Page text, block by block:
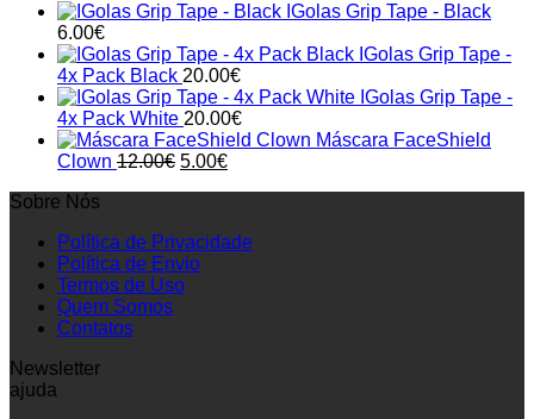
IGolas Grip Tape - Black
6.00€
IGolas Grip Tape -
4x Pack Black 20.00€
IGolas Grip Tape -
4x Pack White 20.00€
Máscara FaceShield
Clown 12.00€ Original
5.00€Current
Sobre Nós
Política de Privacidade
Política de Envio
Termos de Uso
Quem Somos
Contatos
Newsletter
ajuda